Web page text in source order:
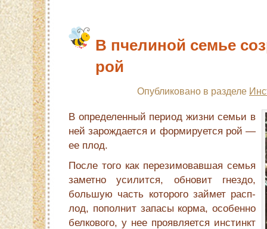
В пчелиной семье
рой
Опубликовано в разделе
В определенный период жизни семьи в
ней зарождается и формируется рой —
ее плод.
После того как перезимовавшая семья
заметно уси­лится, обновит гнездо,
большую часть которого займет расп­
лод, пополнит запасы корма, особенно
белкового, у нее прояв­ляется инстинкт